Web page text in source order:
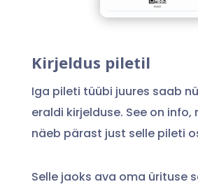
Kirjeldus piletil
Iga pileti tüübi juures saab
eraldi kirjelduse. See on
näeb pärast just selle pileti
Selle jaoks ava oma ürituse